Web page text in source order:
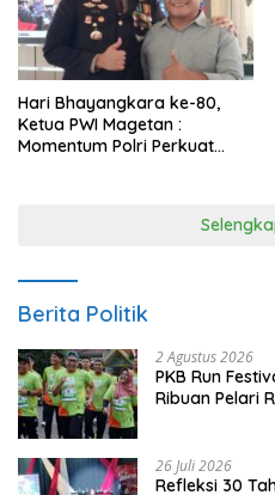
Hari Bhayangkara ke-80,
Ketua PWI Magetan :
Momentum Polri Perkuat
Berita Politik
2 Agustus 2026
PKB Run
Ribuan Pelari
26 Juli 2026
Refleksi 30